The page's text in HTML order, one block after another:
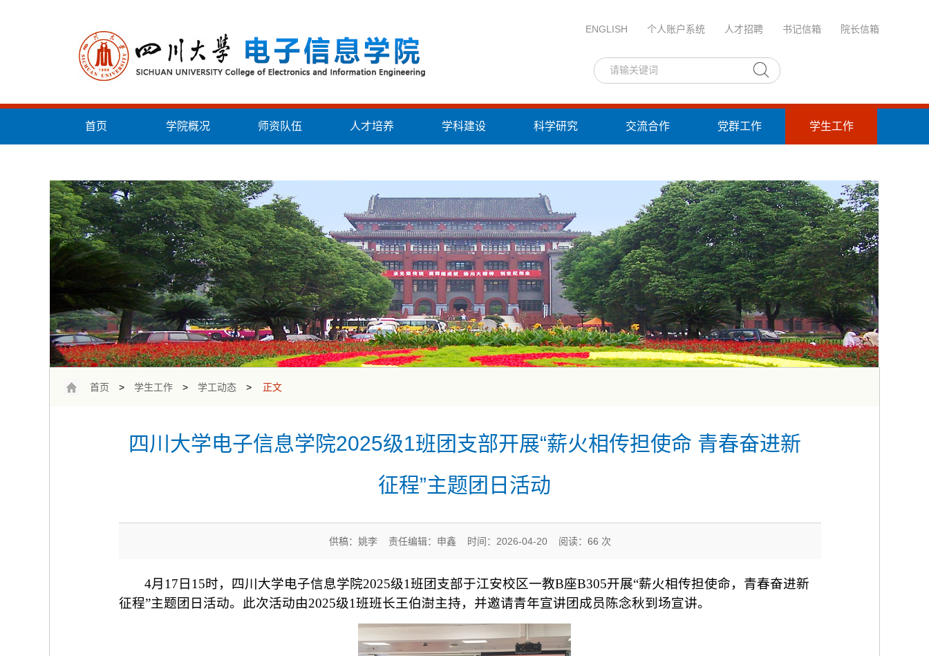
ENGLISH 个人账户系统 人才招聘 书记信箱 院长信箱
首页 学院概况 师资队伍 人才培养 学科建设 科学研究 交流合作 党群工作 学生工作
首页 > 学生工作 > 学工动态 > 正文
四川大学电子信息学院2025级1班团支部开展“薪火相传担使命 青春奋进新
征程”主题团日活动
供稿：姚李 责任编辑：申鑫 时间：2026-04-20 阅读： 66 次
4月17日15时，四川大学电子信息学院2025级1班团支部于江安校区一教B座B305开展“薪火相传担使命，青春奋进新
征程”主题团日活动。此次活动由2025级1班班长王伯澍主持，并邀请青年宣讲团成员陈念秋到场宣讲。